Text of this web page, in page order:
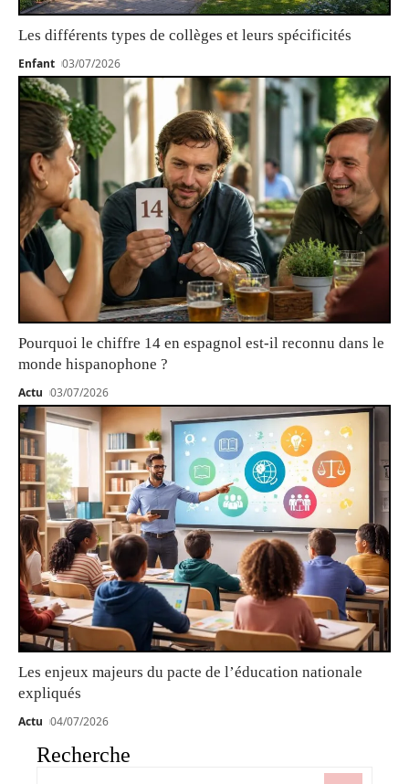
Les différents types de collèges et leurs spécificités
Enfant 03/07/2026
Pourquoi le chiffre 14 en espagnol est-il reconnu dans le
monde hispanophone ?
Actu 03/07/2026
Les enjeux majeurs du pacte de l’éducation nationale
expliqués
Actu 04/07/2026
Recherche